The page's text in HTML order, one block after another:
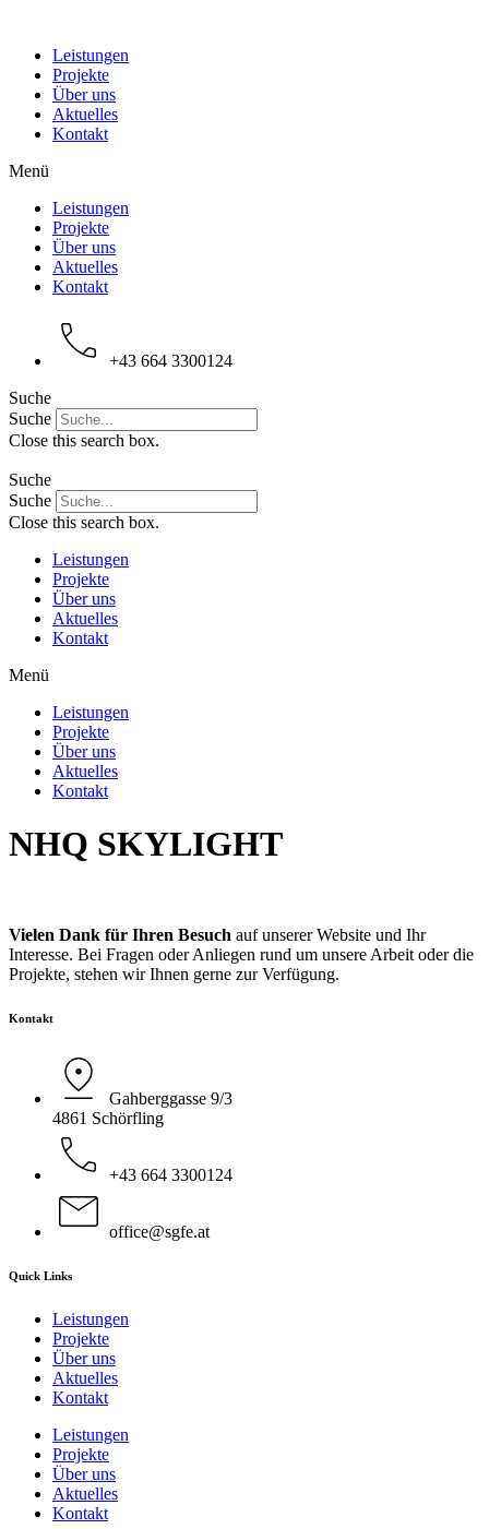
wechselnLeistungen
Projekte
Über uns
Aktuelles
Kontakt
Menü
Leistungen
Projekte
Über uns
Aktuelles
Kontakt
+43 664 3300124
Suche
Suche
Close this search box.
Suche
Suche
Close this search box.
Leistungen
Projekte
Über uns
Aktuelles
Kontakt
Menü
Leistungen
Projekte
Über uns
Aktuelles
Kontakt
NHQ SKYLIGHT
Vielen Dank für Ihren Besuch auf unserer Website und Ihr
Interesse. Bei Fragen oder Anliegen rund um unsere Arbeit oder die
Projekte, stehen wir Ihnen gerne zur Verfügung.
Kontakt
Gahberggasse 9/3
4861 Schörfling
+43 664 3300124
office@sgfe.at
Quick Links
Leistungen
Projekte
Über uns
Aktuelles
Kontakt
Leistungen
Projekte
Über uns
Aktuelles
Kontakt